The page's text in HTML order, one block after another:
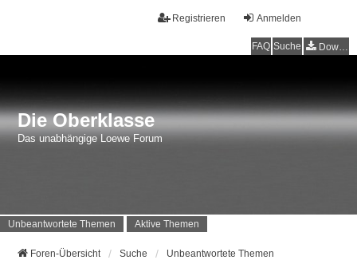
Anmelden
Registrieren
FAQ Suche Downloads
Die Oberklasse
Das unabhängige Loewe Forum
Unbeantwortete Themen Aktive Themen
Foren-Übersicht Suche Unbeantwortete Themen